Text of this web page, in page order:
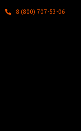
8 (800) 707-53-06